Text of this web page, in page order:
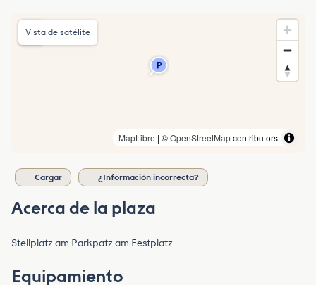
MapLibre | ©OpenStreetMapcontributors
Vista de satélite
Cargar ¿Información incorrecta?
Acerca de la plaza
Stellplatz am Parkpatz am Festplatz.
Equipamiento